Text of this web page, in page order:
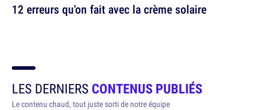
12 erreurs qu'on fait avec la crème solaire
LES DERNIERS CONTENUS PUBLIÉS
Le contenu chaud, tout juste sorti de notre équipe